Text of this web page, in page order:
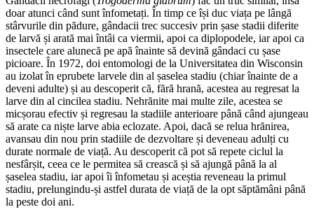
doar atunci când sunt înfometați. În timp ce își duc viața pe lângă
stârvurile din pădure, gândacii trec succesiv prin șase stadii diferite
de larvă și arată mai întâi ca viermii, apoi ca diplopodele, iar apoi ca
insectele care alunecă pe apă înainte să devină gândaci cu șase
picioare. În 1972, doi entomologi de la Universitatea din Wisconsin
au izolat în eprubete larvele din al șaselea stadiu (chiar înainte de a
deveni adulte) și au descoperit că, fără hrană, acestea au regresat la
larve din al cincilea stadiu. Nehrănite mai multe zile, acestea se
micșorau efectiv și regresau la stadiile anterioare până când ajungeau
să arate ca niște larve abia eclozate. Apoi, dacă se relua hrănirea,
avansau din nou prin stadiile de dezvoltare și deveneau adulți cu
durate normale de viață. Au descoperit că pot să repete ciclul la
nesfârșit, ceea ce le permitea să crească și să ajungă până la al
șaselea stadiu, iar apoi îi înfometau și aceștia reveneau la primul
stadiu, prelungindu-și astfel durata de viață de la opt săptămâni până
la peste doi ani.